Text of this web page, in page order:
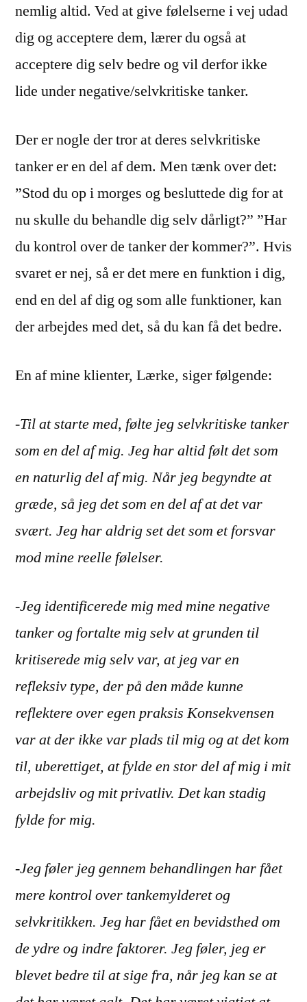
nemlig altid. Ved at give følelserne i vej udad
dig og acceptere dem, lærer du også at
acceptere dig selv bedre og vil derfor ikke
lide under negative/selvkritiske tanker.
Der er nogle der tror at deres selvkritiske
tanker er en del af dem. Men tænk over det:
”Stod du op i morges og besluttede dig for at
nu skulle du behandle dig selv dårligt?” ”Har
du kontrol over de tanker der kommer?”. Hvis
svaret er nej, så er det mere en funktion i dig,
end en del af dig og som alle funktioner, kan
der arbejdes med det, så du kan få det bedre.
En af mine klienter, Lærke, siger følgende:
-Til at starte med, følte jeg selvkritiske tanker
som en del af mig. Jeg har altid følt det som
en naturlig del af mig. Når jeg begyndte at
græde, så jeg det som en del af at det var
svært. Jeg har aldrig set det som et forsvar
mod mine reelle følelser.
-Jeg identificerede mig med mine negative
tanker og fortalte mig selv at grunden til
kritiserede mig selv var, at jeg var en
refleksiv type, der på den måde kunne
reflektere over egen praksis Konsekvensen
var at der ikke var plads til mig og at det kom
til, uberettiget, at fylde en stor del af mig i mit
arbejdsliv og mit privatliv. Det kan stadig
fylde for mig.
-Jeg føler jeg gennem behandlingen har fået
mere kontrol over tankemylderet og
selvkritikken. Jeg har fået en bevidsthed om
de ydre og indre faktorer. Jeg føler, jeg er
blevet bedre til at sige fra, når jeg kan se at